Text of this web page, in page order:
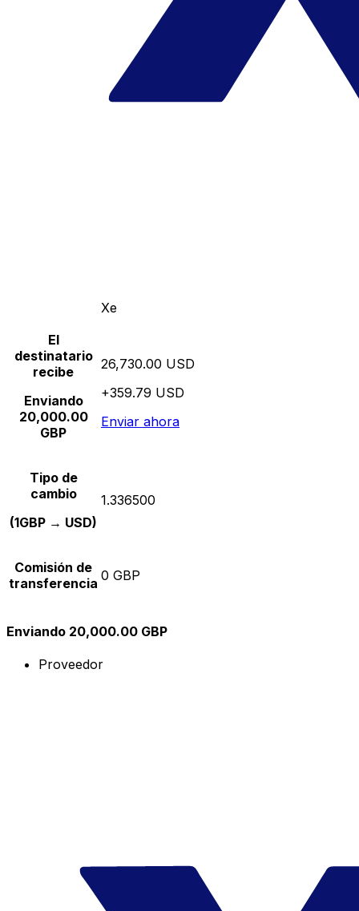
Xe
El
destinatario
recibe
Enviando
20,000.00
GBP
26,730.00 USD
+359.79 USD
Enviar ahora
Tipo de
cambio
(1GBP → USD)
1.336500
Comisión de
transferencia 0 GBP
Enviando 20,000.00 GBP
Proveedor